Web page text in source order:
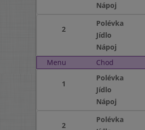
Nápoj
2
Polévka
Jídlo
Nápoj
Menu
Chod
1
Polévka
Jídlo
Nápoj
2
Polévka